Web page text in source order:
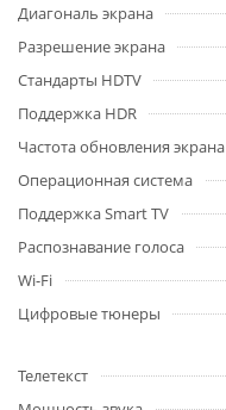
Диагональ экрана
Разрешение экрана
Стандарты HDTV
Поддержка HDR
Частота обновления экрана
Операционная система
Поддержка Smart TV
Распознавание голоса
Wi-Fi
Цифровые тюнеры
Телетекст